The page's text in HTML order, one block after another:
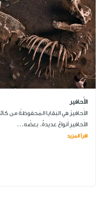
الأَحافير
الأَحافيرُ هي البَقايا المَحفوظةُ من
الأَحافيرِ أَنواعٌ عديدةٌ. بعضُه...
اقرأ المزيد